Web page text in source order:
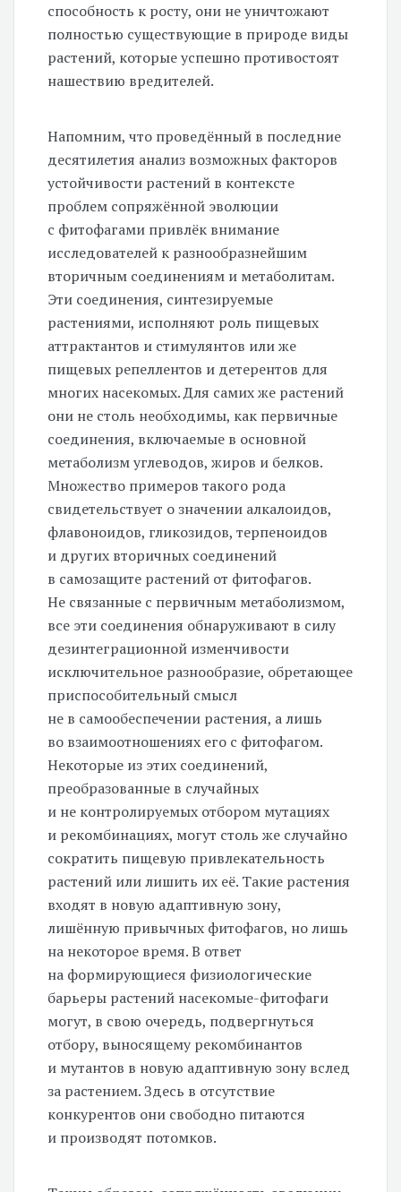
способность к росту, они не уничтожают
полностью существующие в природе виды
растений, которые успешно противостоят
нашествию вредителей.
Напомним, что проведённый в последние
десятилетия анализ возможных факторов
устойчивости растений в контексте
проблем сопряжённой эволюции
с фитофагами привлёк внимание
исследователей к разнообразнейшим
вторичным соединениям и метаболитам.
Эти соединения, синтезируемые
растениями, исполняют роль пищевых
аттрактантов и стимулянтов или же
пищевых репеллентов и детерентов для
многих насекомых. Для самих же растений
они не столь необходимы, как первичные
соединения, включаемые в основной
метаболизм углеводов, жиров и белков.
Множество примеров такого рода
свидетельствует о значении алкалоидов,
флавоноидов, гликозидов, терпеноидов
и других вторичных соединений
в самозащите растений от фитофагов.
Не связанные с первичным метаболизмом,
все эти соединения обнаруживают в силу
дезинтеграционной изменчивости
исключительное разнообразие, обретающее
приспособительный смысл
не в самообеспечении растения, а лишь
во взаимоотношениях его с фитофагом.
Некоторые из этих соединений,
преобразованные в случайных
и не контролируемых отбором мутациях
и рекомбинациях, могут столь же случайно
сократить пищевую привлекательность
растений или лишить их её. Такие растения
входят в новую адаптивную зону,
лишённую привычных фитофагов, но лишь
на некоторое время. В ответ
на формирующиеся физиологические
барьеры растений насекомые-фитофаги
могут, в свою очередь, подвергнуться
отбору, выносящему рекомбинантов
и мутантов в новую адаптивную зону вслед
за растением. Здесь в отсутствие
конкурентов они свободно питаются
и производят потомков.